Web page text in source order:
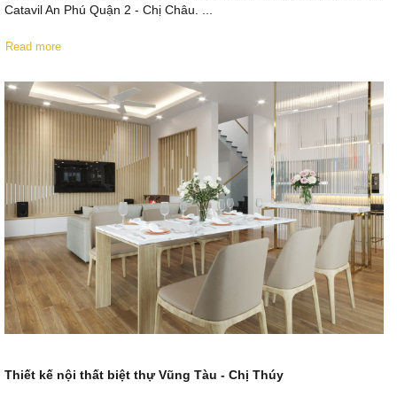
Catavil An Phú Quận 2 - Chị Châu. ...
Read more
Thiết kế nội thất biệt thự Vũng Tàu - Chị Thúy